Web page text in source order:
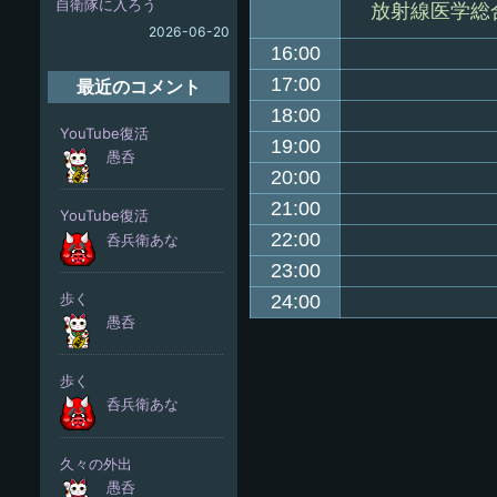
放射線医学総
16:00
17:00
18:00
19:00
20:00
21:00
22:00
23:00
24:00
自衛隊に入ろう
2026-06-20
最近のコメント